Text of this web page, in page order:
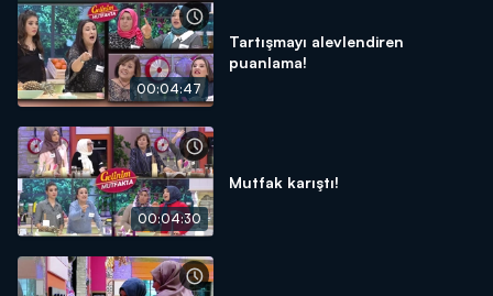
00:04:47
Tartışmayı alevlendiren
puanlama!
00:04:30
Mutfak karıştı!